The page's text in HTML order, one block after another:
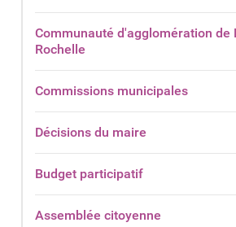
Communauté d'agglomération de
Rochelle
Commissions municipales
Décisions du maire
Budget participatif
Assemblée citoyenne